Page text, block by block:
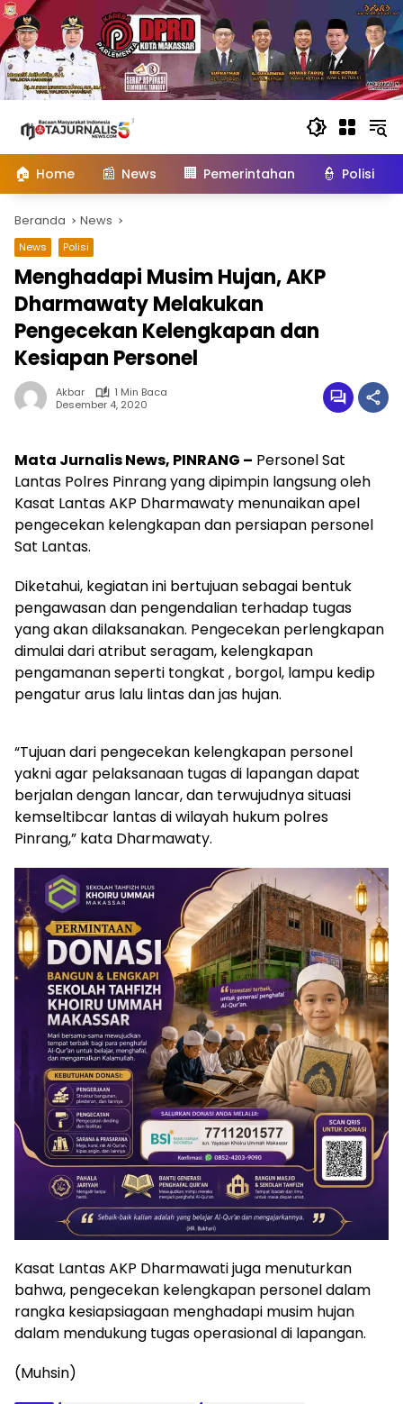
konten
🏠 Home 📰 News 🏢 Pemerintahan 👮 Polisi
Beranda News
News Polisi
Menghadapi Musim Hujan, AKP
Dharmawaty Melakukan
Pengecekan Kelengkapan dan
Kesiapan Personel
Akbar
1 Min Baca
Desember 4, 2020
Mata Jurnalis News, PINRANG – Personel Sat
Lantas Polres Pinrang yang dipimpin langsung oleh
Kasat Lantas AKP Dharmawaty menunaikan apel
pengecekan kelengkapan dan persiapan personel
Sat Lantas.
Diketahui, kegiatan ini bertujuan sebagai bentuk
pengawasan dan pengendalian terhadap tugas
yang akan dilaksanakan. Pengecekan perlengkapan
dimulai dari atribut seragam, kelengkapan
pengamanan seperti tongkat , borgol, lampu kedip
pengatur arus lalu lintas dan jas hujan.
“Tujuan dari pengecekan kelengkapan personel
yakni agar pelaksanaan tugas di lapangan dapat
berjalan dengan lancar, dan terwujudnya situasi
kemseltibcar lantas di wilayah hukum polres
Pinrang,” kata Dharmawaty.
Kasat Lantas AKP Dharmawati juga menuturkan
bahwa, pengecekan kelengkapan personel dalam
rangka kesiapsiagaan menghadapi musim hujan
dalam mendukung tugas operasional di lapangan.
(Muhsin)